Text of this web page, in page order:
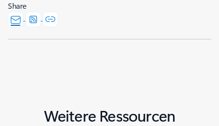
Share
Weitere Ressourcen